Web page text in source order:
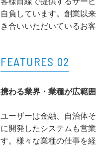
自負しています。創業以
き合いいただいているお
FEATURES 02
携わる業界・業種が広範囲
ユーザーは金融、自治体
に開発したシステムも営
す。様々な業種の仕事を